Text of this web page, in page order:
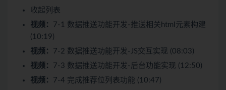
收起列表
视频：
7-1 数据推送功能开发-推送相关html元素构建
(10:19)
视频：
7-2 数据推送功能开发-JS交互实现 (08:03)
视频：
7-3 数据推送功能开发-后台功能实现 (12:50)
视频：
7-4 完成推荐位列表功能 (10:47)